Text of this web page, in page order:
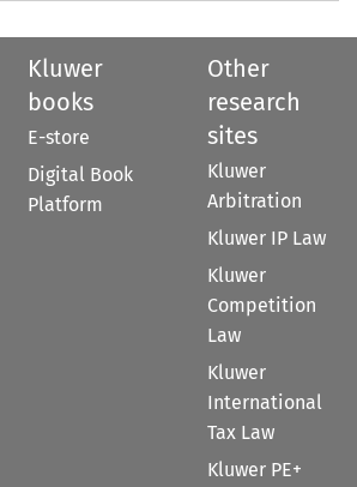
Kluwer
books
E-store
Digital Book
Platform
Other
research
sites
Kluwer
Arbitration
Kluwer IP Law
Kluwer
Competition
Law
Kluwer
International
Tax Law
Kluwer PE+